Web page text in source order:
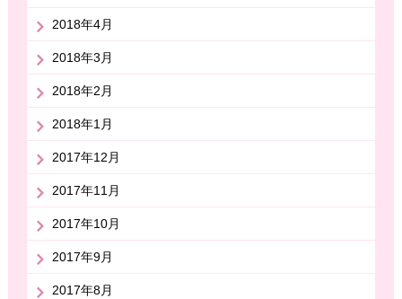
2018年4月
2018年3月
2018年2月
2018年1月
2017年12月
2017年11月
2017年10月
2017年9月
2017年8月